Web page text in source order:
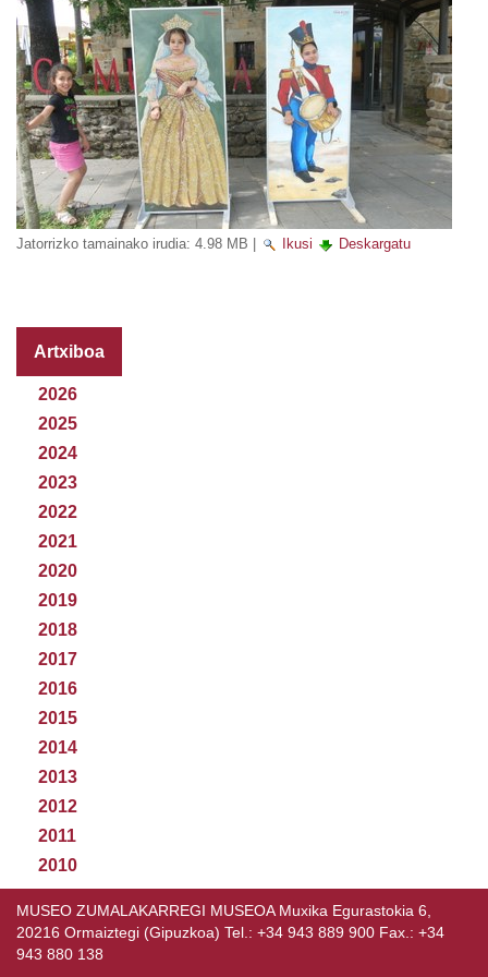
Jatorrizko tamainako irudia: 4.98 MB Ikusi Deskargatu
Artxiboa
2026
2025
2024
2023
2022
2021
2020
2019
2018
2017
2016
2015
2014
2013
2012
2011
2010
MUSEO ZUMALAKARREGI MUSEOA Muxika Egurastokia 6,
20216 Ormaiztegi (Gipuzkoa) Tel.: +34 943 889 900 Fax.: +34
943 880 138